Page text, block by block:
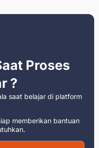
Proses
?
saat belajar di platform
memberikan bantuan